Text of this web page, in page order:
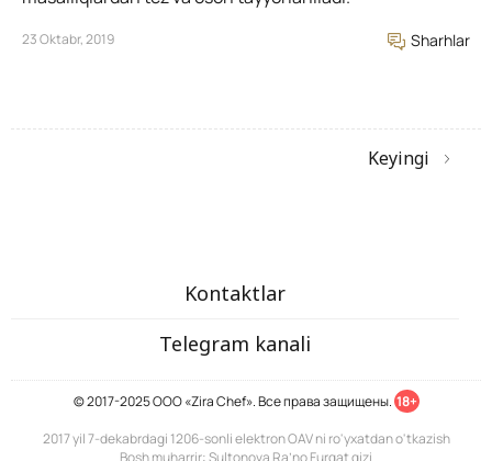
23 Oktabr, 2019 Sharhlar
Keyingi
Kontaktlar
Telegram kanali
© 2017-2025 ООО «Zira Chef». Все права защищены. 18+
2017 yil 7-dekabrdagi 1206-sonli elektron OAV ni ro'yxatdan o'tkazish
Bosh muharrir: Sultonova Ra’no Furqat qizi